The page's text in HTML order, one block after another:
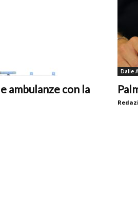
ambulanze con la
Dalle